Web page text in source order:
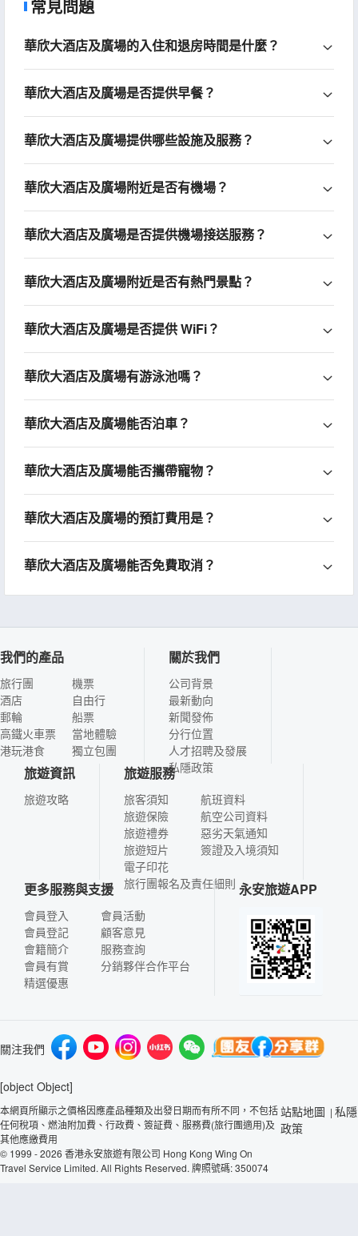
常見問題
華欣大酒店及廣場的入住和退房時間是什麼？
華欣大酒店及廣場是否提供早餐？
華欣大酒店及廣場提供哪些設施及服務？
華欣大酒店及廣場附近是否有機場？
華欣大酒店及廣場是否提供機場接送服務？
華欣大酒店及廣場附近是否有熱門景點？
華欣大酒店及廣場是否提供 WiFi？
華欣大酒店及廣場有游泳池嗎？
華欣大酒店及廣場能否泊車？
華欣大酒店及廣場能否攜帶寵物？
華欣大酒店及廣場的預訂費用是？
華欣大酒店及廣場能否免費取消？
我們的產品
旅行團
酒店
郵輪
高鐵火車票
港玩港食
機票
自由行
船票
當地體驗
獨立包團
關於我們
公司背景
最新動向
新聞發佈
分行位置
人才招聘及發展
私隱政策
旅遊資訊
旅遊攻略
旅遊服務
旅客須知
旅遊保險
旅遊禮券
旅遊短片
電子印花
航班資料
航空公司資料
惡劣天氣通知
簽證及入境須知
旅行團報名及責任細則
更多服務與支援
會員登入
會員登記
會籍簡介
會員有賞
精選優惠
會員活動
顧客意見
服務查詢
分銷夥伴合作平台
永安旅遊APP
關注我們
[object Object]
本網頁所顯示之價格因應產品種類及出發日期而有所不同，不包括
任何稅項、燃油附加費、行政費、簽証費、服務費(旅行團適用)及
其他應繳費用
© 1999 - 2026 香港永安旅遊有限公司 Hong Kong Wing On
Travel Service Limited. All Rights Reserved. 牌照號碼: 350074
站點地圖 | 私隱
政策